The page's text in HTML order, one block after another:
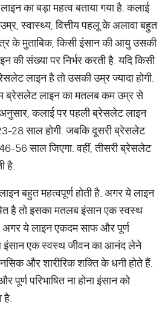
का बड़ा महत्व बताया गया है. कलाई
स्वास्थ्य, वित्तीय पहलू के अलावा बहुत
के मुताबिक, किसी इंसान की आयु उसकी
की संख्या पर निर्भर करती है. यदि किसी
लाइन है तो उसकी उम्र ज्यादा होगी.
ब्रेसलेट लाइन का मतलब कम उम्र से
कलाई पर पहली ब्रेसलेट लाइन
28 साल होगी. जबकि दूसरी ब्रेसलेट
56 साल जिएगा. वहीं, तीसरी ब्रेसलेट
है.
बहुत महत्वपूर्ण होती है. अगर ये लाइन
है तो इसका मतलब इंसान एक स्वस्थ
ये लाइन एकदम साफ और पूर्ण
इंसान एक स्वस्थ जीवन का आनंद लेने
और शारीरिक शक्ति के धनी होते हैं.
पूर्ण परिभाषित ना होना इंसान को
है.